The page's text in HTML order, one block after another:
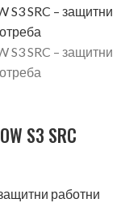
S3 SRC